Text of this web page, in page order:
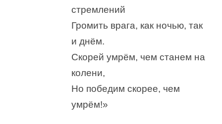
стремлений
Громить врага, как ночью, так
и днём.
Скорей умрём, чем станем на
колени,
Но победим скорее, чем
умрём!»